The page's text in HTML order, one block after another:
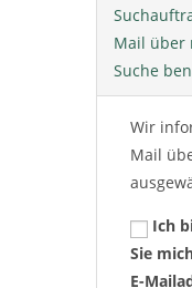
Mail über
Suche
Wir
Mail
Ich
Sie
E-